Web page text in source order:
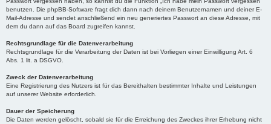
benutzen. Die phpBB-Software fragt dich dann nach deinem Benutzernamen und deiner E-
Mail-Adresse und sendet anschließend ein neu generiertes Passwort an diese Adresse, mit
dem du dann auf das Board zugreifen kannst.
Rechtsgrundlage für die Datenverarbeitung
Rechtsgrundlage für die Verarbeitung der Daten ist bei Vorliegen einer Einwilligung Art. 6
Abs. 1 lit. a DSGVO.
Zweck der Datenverarbeitung
Eine Registrierung des Nutzers ist für das Bereithalten bestimmter Inhalte und Leistungen
auf unserer Website erforderlich.
Dauer der Speicherung
Die Daten werden gelöscht, sobald sie für die Erreichung des Zweckes ihrer Erhebung nicht